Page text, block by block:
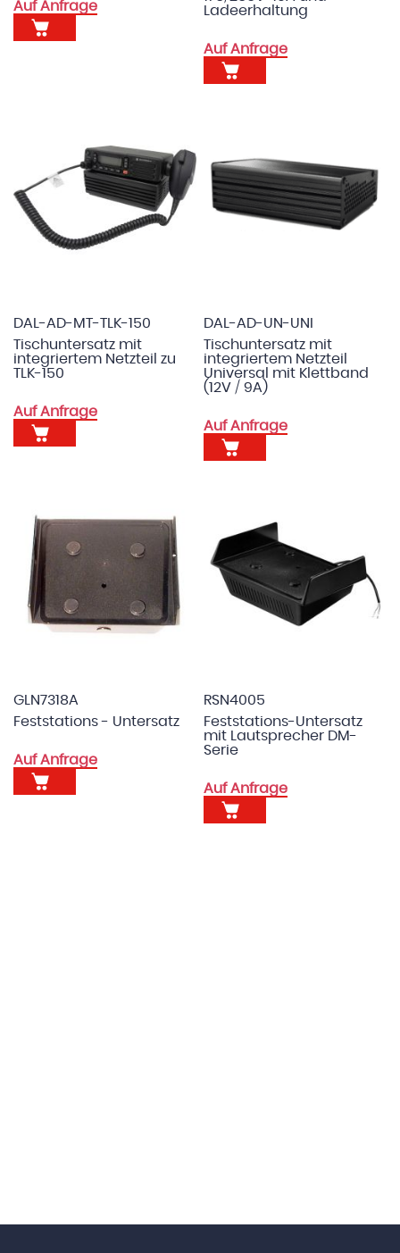
Auf Anfrage
Ladeerhaltung
Auf Anfrage
DAL-AD-MT-TLK-150
Tischuntersatz mit
integriertem Netzteil zu
TLK-150
Auf Anfrage
DAL-AD-UN-UNI
Tischuntersatz mit
integriertem Netzteil
Universal mit Klettband
(12V / 9A)
Auf Anfrage
GLN7318A
Feststations - Untersatz
Auf Anfrage
RSN4005
Feststations-Untersatz
mit Lautsprecher DM-
Serie
Auf Anfrage